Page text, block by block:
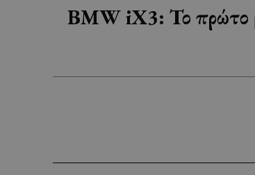
BMW iX3: Το πρώτο